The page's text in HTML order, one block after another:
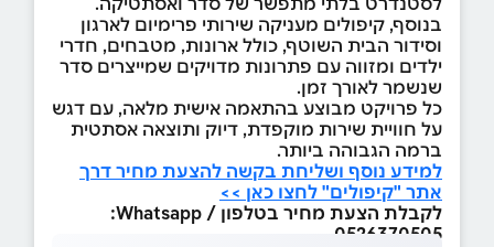
בנוסף, קיפולים מעניקה שירותי פרימיום לארגון
וסידור הבית השוטף, כולל ארונות, מטבחים, חדרי
ילדים ומזווה עם פתרונות מדויקים שמייצרים סדר
שנשמר לאורך זמן.
כל פרויקט מבוצע בהתאמה אישית מלאה, עם דגש
על חוויית שירות מוקפדת, דיוק ותוצאה אסתטית
ברמה הגבוהה ביותר.
למידע נוסף ושליחת בקשה להצעת מחיר דרך
אתר "קיפולים" לחצו כאן >>
לקבלת הצעת מחיר בטלפון / Whatsapp:
0526370505